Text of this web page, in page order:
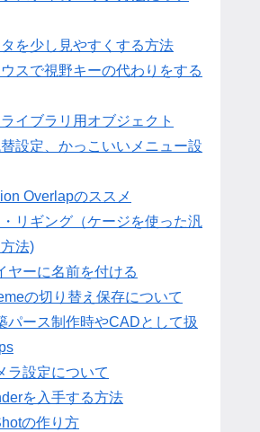
タを少し見やすくする方法
スで視野キーの代わりをする
イブラリ用オブジェクト
替設定、かっこいいメニュー設
Overlapのススメ
・リギング（ケージを使った汎
法)
ヤーに名前を付ける
の切り替え保存について
パース制作時やCADとして扱
ラ設定について
を入手する方法
の作り方